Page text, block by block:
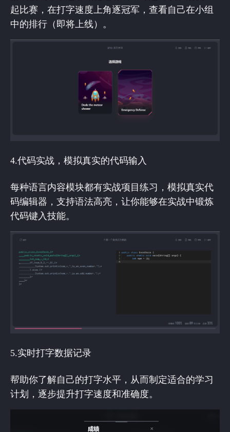
起比赛，在打字速度上角逐冠军，查看自己在小组
中的排行（即将上线）。
4.代码实战，模拟真实的代码输入
每种语言内容模块都有实战项目练习，模拟真实代
码编辑器，支持语法高亮，让你能够在实战中锻炼
代码键入技能。
5.实时打字数据记录
帮助你了解自己的打字水平，从而制定适合的学习
计划，逐步提升打字速度和准确度。